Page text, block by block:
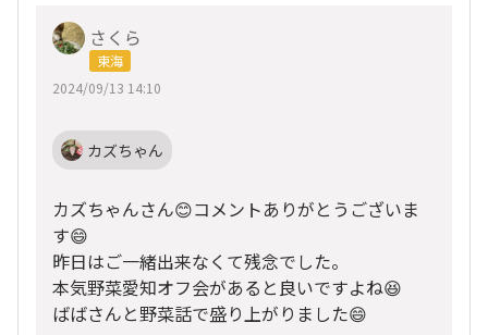
さくら
東海
2024/09/13 14:10
カズちゃん
カズちゃんさん😊コメントありがとうございま
す😄
昨日はご一緒出来なくて残念でした。
本気野菜愛知オフ会があると良いですよね😆
ばばさんと野菜話で盛り上がりました😄